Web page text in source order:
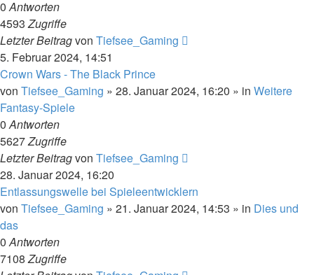
0Antworten
4593Zugriffe
Letzter Beitragvon Tiefsee_Gaming
5. Februar 2024, 14:51
Crown Wars - The Black Prince
von Tiefsee_Gaming » 28. Januar 2024, 16:20 » in Weitere
Fantasy-Spiele
0Antworten
5627Zugriffe
Letzter Beitragvon Tiefsee_Gaming
28. Januar 2024, 16:20
Entlassungswelle bei Spieleentwicklern
von Tiefsee_Gaming » 21. Januar 2024, 14:53 » in Dies und
das
0Antworten
7108Zugriffe